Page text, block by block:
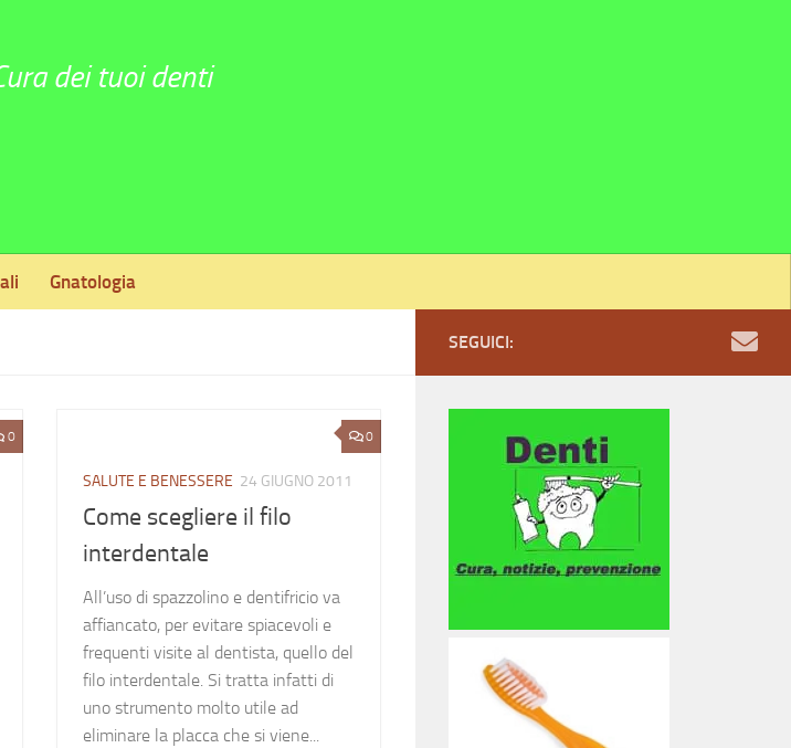
dei tuoi denti
Gnatologia
0 0
SALUTE E BENESSERE 24 GIUGNO 2011
Come scegliere il filo
interdentale
All’uso di spazzolino e dentifricio va
affiancato, per evitare spiacevoli e
frequenti visite al dentista, quello del
filo interdentale. Si tratta infatti di
uno strumento molto utile ad
eliminare la placca che si viene...
SEGUICI: